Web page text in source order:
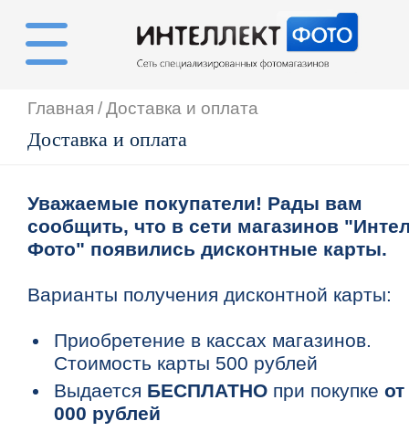
Главная /Доставка и оплата
Доставка и оплата
Уважаемые покупатели! Рады вам
сообщить, что в сети магазинов
Фото" появились дисконтные карты.
Варианты получения дисконтной карты:
Приобретение в кассах магазинов.
Стоимость карты 500 рублей
Выдается БЕСПЛАТНО при покупке
000 рублей